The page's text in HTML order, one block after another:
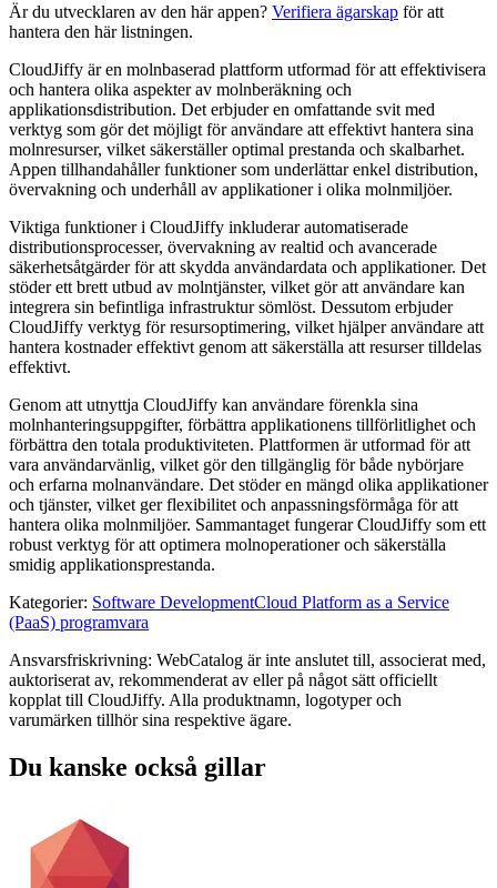
Är du utvecklaren av den här appen? Verifiera ägarskap för att
hantera den här listningen.
CloudJiffy är en molnbaserad plattform utformad för att effektivisera
och hantera olika aspekter av molnberäkning och
applikationsdistribution. Det erbjuder en omfattande svit med
verktyg som gör det möjligt för användare att effektivt hantera sina
molnresurser, vilket säkerställer optimal prestanda och skalbarhet.
Appen tillhandahåller funktioner som underlättar enkel distribution,
övervakning och underhåll av applikationer i olika molnmiljöer.
Viktiga funktioner i CloudJiffy inkluderar automatiserade
distributionsprocesser, övervakning av realtid och avancerade
säkerhetsåtgärder för att skydda användardata och applikationer. Det
stöder ett brett utbud av molntjänster, vilket gör att användare kan
integrera sin befintliga infrastruktur sömlöst. Dessutom erbjuder
CloudJiffy verktyg för resursoptimering, vilket hjälper användare att
hantera kostnader effektivt genom att säkerställa att resurser tilldelas
effektivt.
Genom att utnyttja CloudJiffy kan användare förenkla sina
molnhanteringsuppgifter, förbättra applikationens tillförlitlighet och
förbättra den totala produktiviteten. Plattformen är utformad för att
vara användarvänlig, vilket gör den tillgänglig för både nybörjare
och erfarna molnanvändare. Det stöder en mängd olika applikationer
och tjänster, vilket ger flexibilitet och anpassningsförmåga för att
hantera olika molnmiljöer. Sammantaget fungerar CloudJiffy som ett
robust verktyg för att optimera molnoperationer och säkerställa
smidig applikationsprestanda.
Kategorier: Software DevelopmentCloud Platform as a Service
(PaaS) programvara
Ansvarsfriskrivning: WebCatalog är inte anslutet till, associerat med,
auktoriserat av, rekommenderat av eller på något sätt officiellt
kopplat till CloudJiffy. Alla produktnamn, logotyper och
varumärken tillhör sina respektive ägare.
Du kanske också gillar